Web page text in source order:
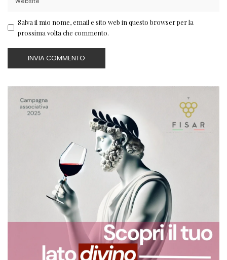
Salva il mio nome, email e sito web in questo browser per la
prossima volta che commento.